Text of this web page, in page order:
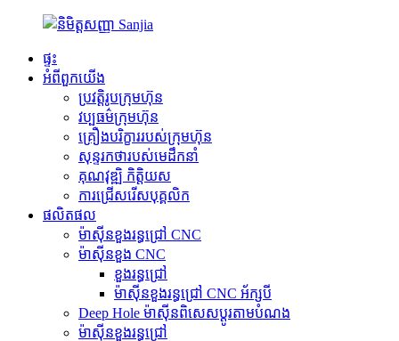
ផ្ទះ
អំពីពួកយើង
ប្រវត្តិរូបក្រុមហ៊ុន
វប្បធម៌ក្រុមហ៊ុន
គ្រឿងបរិក្ខាររបស់ក្រុមហ៊ុន
សុន្ទរកថារបស់មេដឹកនាំ
គុណវុឌ្ឍិ កិត្តិយស
ការជ្រើសរើសបុគ្គលិក
ផលិតផល
ម៉ាស៊ីនខួងរន្ធជ្រៅ CNC
ម៉ាស៊ីនខួង CNC
ខួងរន្ធជ្រៅ
ម៉ាស៊ីនខួងរន្ធជ្រៅ CNC អ័ក្សបី
Deep Hole ម៉ាស៊ីនពិសេសប្ដូរតាមបំណង
ម៉ាស៊ីនខួងរន្ធជ្រៅ